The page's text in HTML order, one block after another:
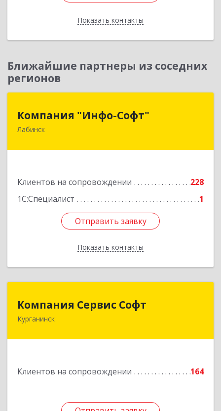
Показать контакты
Назад
Ближайшие партнеры из соседних
регионов
Компания "Инфо-Софт"
Лабинск
Клиентов на сопровождении
228
1С:Специалист
1
Отправить заявку
Показать контакты
Компания "Инфо-Софт"
352500, Краснодарский край, Лабинский р-н,
Отправить заявку
Назад
Компания Сервис Софт
Курганинск
Клиентов на сопровождении 164
Компания Сервис Софт
352430, Краснодарский край, Курганинск г,